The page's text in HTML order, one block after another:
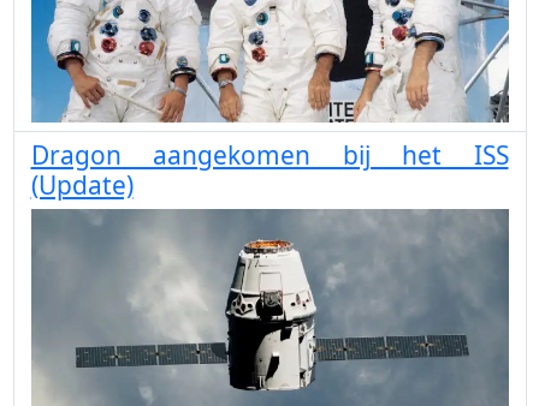
Dragon aangekomen bij het ISS
(Update)